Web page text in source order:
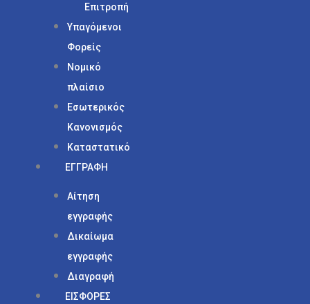
Επιτροπή
Υπαγόμενοι
Φορείς
Νομικό
πλαίσιο
Εσωτερικός
Κανονισμός
Καταστατικό
ΕΓΓΡΑΦΗ
Αίτηση
εγγραφής
Δικαίωμα
εγγραφής
Διαγραφή
ΕΙΣΦΟΡΕΣ